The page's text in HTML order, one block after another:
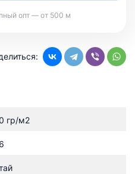
опт — от 500 м
гр/м2